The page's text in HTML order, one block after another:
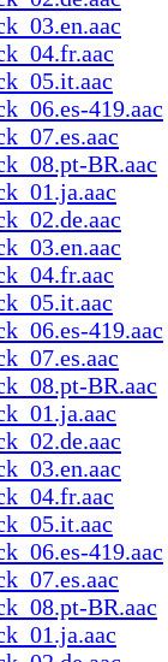
419.aac
BR.aac
419.aac
BR.aac
419.aac
BR.aac